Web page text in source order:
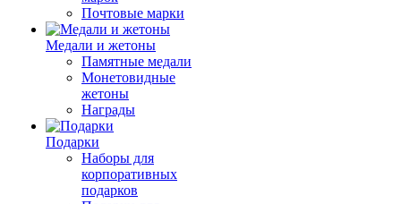
Почтовые марки
Медали и жетоны
Памятные медали
Монетовидные
жетоны
Награды
Подарки
Наборы для
корпоративных
подарков